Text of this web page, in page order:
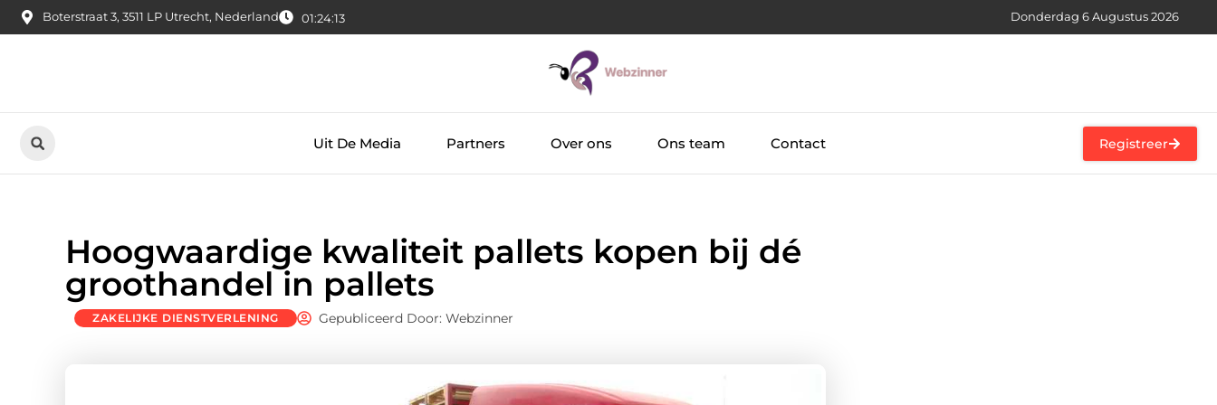
Boterstraat 3, 3511 LP Utrecht, Nederland 01:24:14 Donderdag 6 Augustus 2026
Uit De Media Partners Over ons Ons team Contact Registreer
Hoogwaardige kwaliteit pallets kopen bij dé
groothandel in pallets
ZAKELIJKE DIENSTVERLENING Gepubliceerd Door: Webzinner